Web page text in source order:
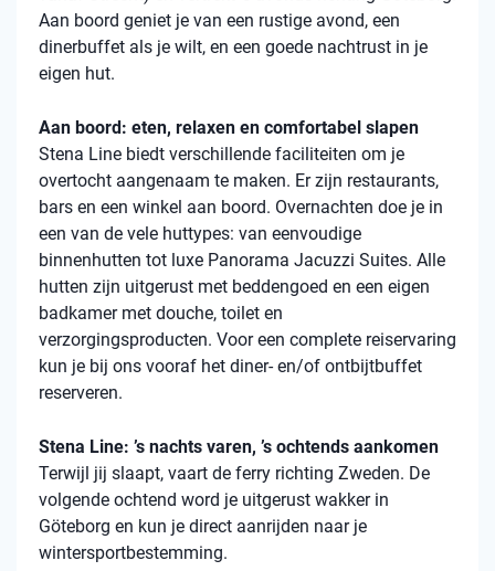
Aan boord geniet je van een rustige avond, een
dinerbuffet als je wilt, en een goede nachtrust in je
eigen hut.
Aan boord: eten, relaxen en comfortabel slapen
Stena Line biedt verschillende faciliteiten om je
overtocht aangenaam te maken. Er zijn restaurants,
bars en een winkel aan boord. Overnachten doe je in
een van de vele huttypes: van eenvoudige
binnenhutten tot luxe Panorama Jacuzzi Suites. Alle
hutten zijn uitgerust met beddengoed en een eigen
badkamer met douche, toilet en
verzorgingsproducten. Voor een complete reiservaring
kun je bij ons vooraf het diner- en/of ontbijtbuffet
reserveren.
Stena Line: ’s nachts varen, ’s ochtends aankomen
Terwijl jij slaapt, vaart de ferry richting Zweden. De
volgende ochtend word je uitgerust wakker in
Göteborg en kun je direct aanrijden naar je
wintersportbestemming.